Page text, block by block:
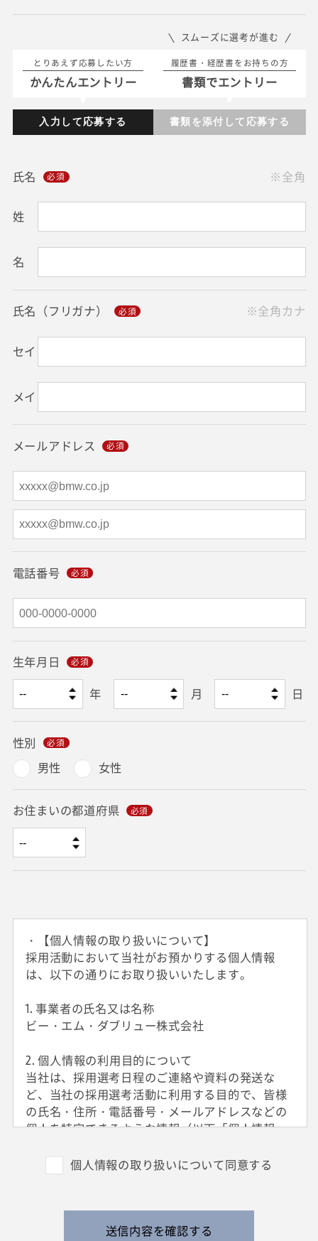
とりあえず応募したい方
かんたんエントリー
入力して応募する
スムーズに選考が進む
履歴書・経歴書をお持ちの方
書類でエントリー
書類を添付して応募する
氏名
姓
名
※全角
氏名（フリガナ）
セイ
メイ
※全角カナ
メールアドレス
電話番号
生年月日
年
月 日
性別
男性
女性
お住まいの都道府県
・【個人情報の取り扱いについて】
採用活動において当社がお預かりする個人情報
は、以下の通りにお取り扱いいたします。
1. 事業者の氏名又は名称
ビー・エム・ダブリュー株式会社
2. 個人情報の利用目的について
当社は、採用選考日程のご連絡や資料の発送な
ど、当社の採用選考活動に利用する目的で、皆様
の氏名・住所・電話番号・メールアドレスなどの
個人を特定できるような情報（以下「個人情報」
外国籍の方からは、日本国での就労可否の確認に
また、特定の業務に従事することが可能であるか
を判断する目的で、健康診断書や障害者手帳等の
個人情報の取り扱いについて同意する
送信内容を確認する